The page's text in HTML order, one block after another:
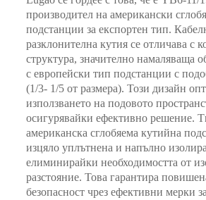
производител на американски
подстанции за експортен тип.
разклонителна кутия се отличава с
структура, значително намаляваща
с европейски тип подстанции с
(1/3- 1/5 от размера). Този дизайн
използването на подовото
осигурявайки ефективно решение.
американска сглобяема кутийна
изцяло уплътнена и напълно
елиминирайки необходимостта от
разстояние. Това гарантира
безопасност чрез ефективни мерки